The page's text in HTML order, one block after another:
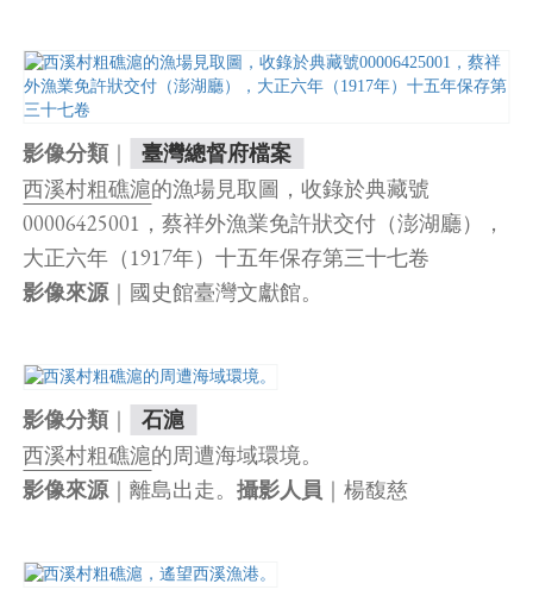
影像分類｜ 臺灣總督府檔案
西溪村粗礁滬的漁場見取圖，收錄於典藏號
00006425001，蔡祥外漁業免許狀交付（澎湖廳），
大正六年（1917年）十五年保存第三十七卷
影像來源｜國史館臺灣文獻館。
影像分類｜ 石滬
西溪村粗礁滬的周遭海域環境。
影像來源｜離島出走。攝影人員 ｜楊馥慈